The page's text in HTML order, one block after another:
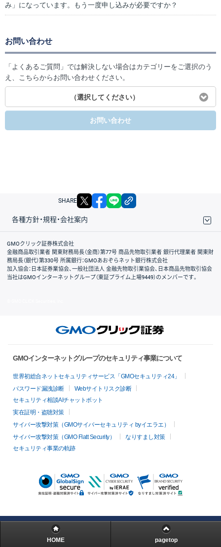
み」になっています。もう一度申し込みが必要ですか？
お問い合わせ
「よくあるご質問」では解決しない場合はカテゴリーをご選択のう
え、こちらからお問い合わせください。
（選択してください）
お問い合わせ
SHARE X facebook
各種方針・規程・会社案内
取引規程・約款
サイトマップ
その他のご案内
個人情報保護方針
最良執行方針
サイトのご利用について
ディスクレイマー
信託保全
リスク説明
会社案内
GMOクリック証券株式会社
金融商品取引業者 関東財務局長（金商）第77号 商品先物取引業者 銀行代理業者 関東財
務局長（銀代）第330号 所属銀行：GMOあおぞらネット銀行株式会社
加入協会：日本証券業協会、一般社団法人 金融先物取引業協会、日本商品先物取引協会
当社はGMOインターネットグループ（東証プライム上場9449）のメンバーです。
GMOインターネットグループのセキュリティ事業について
世界初総合ネットセキュリティサービス「GMOセキュリティ24」
パスワード漏洩診断
Webサイトリスク診断
セキュリティ相談AIチャットボット
実在証明・盗聴対策
サイバー攻撃対策（GMOサイバーセキュリティ byイエラエ）
サイバー攻撃対策（GMO Flatt Security）
なりすまし対策
セキュリティ事業の軌跡
HOME pagetop